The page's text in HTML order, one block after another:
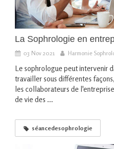
La Sophrologie en
03 Nov 2021 Harmonie
Le sophrologue peut intervenir
travailler sous différentes
les collaborateurs de
de vie des ...
séancedesophrologie